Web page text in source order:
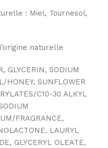
: Miel, Tournesol,
naturelle
GLYCERIN, SODIUM
HONEY, SUNFLOWER
C10-30 ALKYL
FRAGRANCE,
LAURYL
GLYCERYL OLEATE,